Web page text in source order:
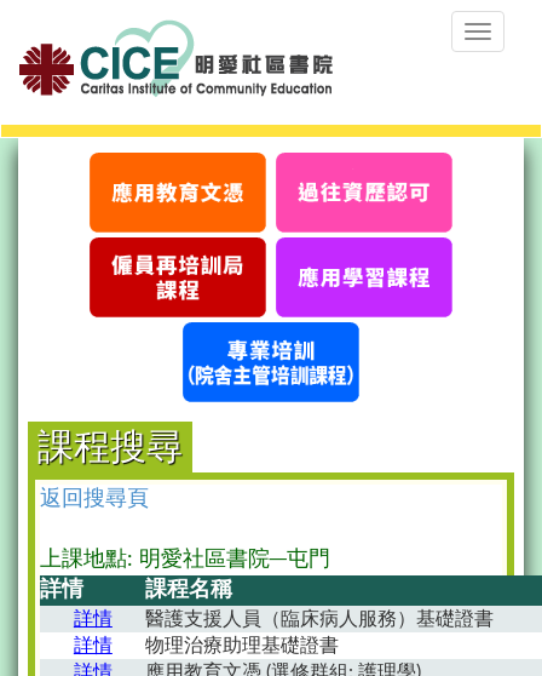
Toggle
課程搜尋
返回搜尋頁
上課地點: 明愛社區書院─屯門
詳情
課程名稱
詳情
醫護支援人員（臨床病人服務）基礎證書
詳情
物理治療助理基礎證書
詳情
應用教育文憑 (選修群組: 護理學)